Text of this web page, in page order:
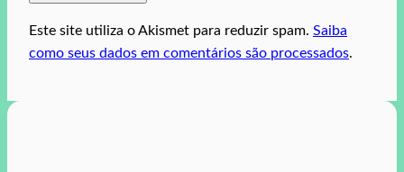
Este site utiliza o Akismet para reduzir spam. Saiba
como seus dados em comentários são processados.